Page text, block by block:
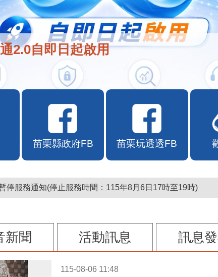
2.0自即日起啟用
苗栗縣政府FB 苗栗玩透透FB
停服務通知(停止服務時間：115年8月6日17時至19時)
新聞 活動訊息 訊息
115-08-06 11:48